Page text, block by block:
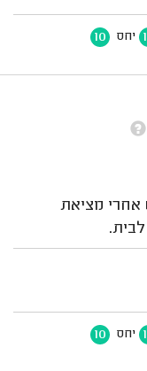
יחס 10
מציאת
יחס 10